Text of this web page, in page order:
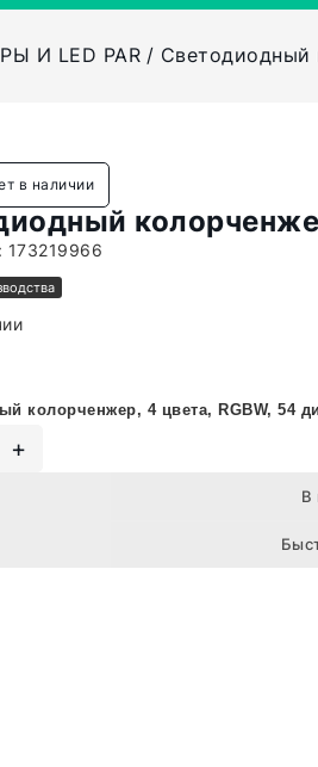
И LED PAR Светодиодный
в наличии
173219966
колорченжер, 4 цвета, RGBW, 54
+
В